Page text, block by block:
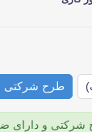
طرح شرکتی
شرکتی و دارای